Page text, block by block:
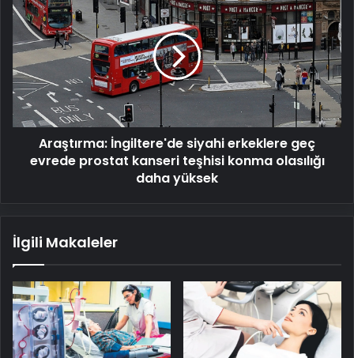
İngiltere'de
siyahi
erkeklere
evrede
prostat
kanseri
teşhisi
konma
olasılığı
Araştırma: İngiltere'de siyahi erkeklere geç
evrede prostat kanseri teşhisi konma olasılığı
daha yüksek
İlgili Makaleler